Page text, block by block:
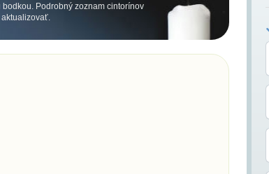
Podrobný zoznam cintorínov